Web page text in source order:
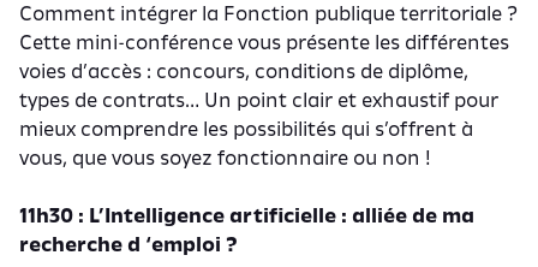
Comment intégrer la Fonction publique territoriale ?
Cette mini-conférence vous présente les différentes
voies d’accès : concours, conditions de diplôme,
types de contrats… Un point clair et exhaustif pour
mieux comprendre les possibilités qui s’offrent à
vous, que vous soyez fonctionnaire ou non !
11h30 : L’Intelligence artificielle : alliée de ma
recherche d ‘emploi ?